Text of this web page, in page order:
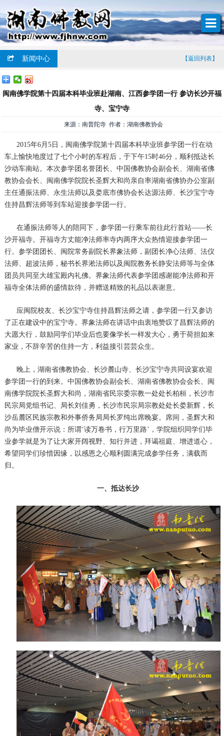
新闻中心 【返回列表】
闽南佛学院第十四届本科毕业班赴湖南、江西参学团一行 参访长沙开福
寺、宝宁寺
来源：南普陀寺 作者：湖南佛教协会
2015年6月5日，闽南佛学院第十四届本科毕业班参学团一行在动
车上愉快地度过了七个小时的车程后，于下午15时46分，顺利抵达长
沙动车南站。本次参学团名誉团长、中国佛教协会副会长、湖南省佛
教协会会长、闽南佛学院院长圣辉大和尚亲自率湖南省佛协办公室副
主任通振法师、永生法师以及娄底市佛协会长达源法师、长沙宝宁寺
住持昌辉法师等到车站迎接参学团一行。
在通振法师等人的陪同下，参学团一行乘车前往此行首站——长
沙开福寺。开福寺方丈能净法师率寺内两序大众热情迎接参学团一
行。参学团团长、闽院常务副院长界象法师，副团长净心法师、法仪
法师、超波法师，秘书长界淞法师以及闽院教务长静安法师等与全体
团员共同至大雄宝殿内礼佛。界象法师代表参学团感谢能净法师和开
福寺全体法师的盛情款待，并赠送精致的礼品以表谢意。
应闽院校友、长沙宝宁寺住持昌辉法师之请，参学团一行又参访
了正在建设中的宝宁寺。界象法师在讲话中由衷地赞叹了昌辉法师的
大愿大行，鼓励同学们毕业后也要像学长一样发大心，勇于荷担如来
家业，不辞辛苦的住持一方，利益接引芸芸众生。
晚上，湖南省佛教协会、长沙麓山寺、长沙宝宁寺共同设宴欢迎
参学团一行的到来。中国佛教协会副会长、湖南省佛教协会会长、闽
南佛学院院长圣辉大和尚，湖南省民宗委宗教一处处长柏桓，长沙市
民宗局党组书记、局长刘佳勇，长沙市民宗局宗教处处长娄新辉，长
沙岳麓区民族宗教和外事侨务局局长罗纯出席晚宴。席间，圣辉大和
尚为毕业僧开示说：所谓‘读万卷书，行万里路’，学院组织同学们毕
业参学就是为了让大家开阔视野、知行并进，拜谒祖庭、增进道心，
希望同学们珍惜因缘，以感恩之心顺利圆满完成参学任务，满载而
归。
一、抵达长沙